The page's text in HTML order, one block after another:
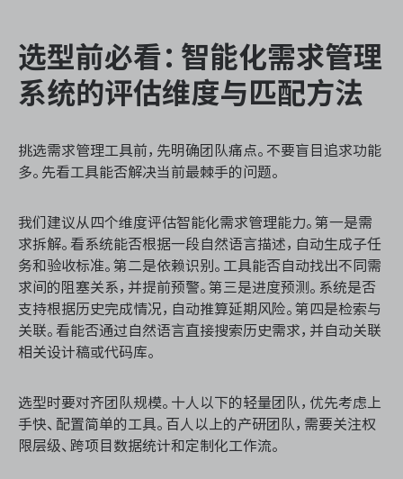
选型前必看：智能化需求管理
系统的评估维度与匹配方法
挑选需求管理工具前，先明确团队痛点。不要盲目追求功能
多。先看工具能否解决当前最棘手的问题。
我们建议从四个维度评估智能化需求管理能力。第一是需
求拆解。看系统能否根据一段自然语言描述，自动生成子任
务和验收标准。第二是依赖识别。工具能否自动找出不同需
求间的阻塞关系，并提前预警。第三是进度预测。系统是否
支持根据历史完成情况，自动推算延期风险。第四是检索与
关联。看能否通过自然语言直接搜索历史需求，并自动关联
相关设计稿或代码库。
选型时要对齐团队规模。十人以下的轻量团队，优先考虑上
手快、配置简单的工具。百人以上的产研团队，需要关注权
限层级、跨项目数据统计和定制化工作流。